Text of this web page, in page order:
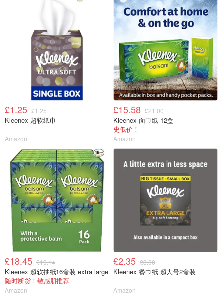
£1.25 £1.25
Kleenex 超软纸巾
Amazon
£15.58 £21.00
Kleenex 面巾纸 12盒
史低价！
Amazon
£18.45 £19.14
Kleenex 超软抽纸16盒装 extra large
随时断货！敏感肌推荐
Amazon
£2.35 £3.00
Kleenex 餐巾纸 超大号2盒装
Amazon